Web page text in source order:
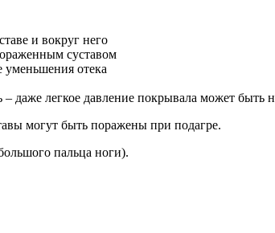
и вокруг него
суставом
отека
– даже легкое давление покрывала может быть
могут быть поражены при подагре.
пальца ноги).